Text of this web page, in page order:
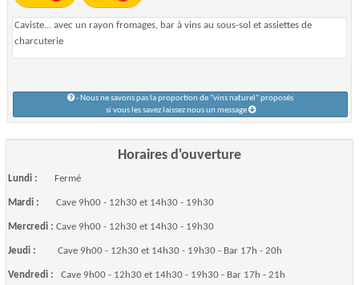
Caviste... avec un rayon fromages, bar à vins au sous-sol et assiettes de
charcuterie
- Nous ne savons pas la proportion de "vins naturel" proposés
si vous les savez laissez nous un message
Horaires d'ouverture
Lundi : Fermé
Mardi : Cave 9h00 - 12h30 et 14h30 - 19h30
Mercredi : Cave 9h00 - 12h30 et 14h30 - 19h30
Jeudi : Cave 9h00 - 12h30 et 14h30 - 19h30 - Bar 17h - 20h
Vendredi : Cave 9h00 - 12h30 et 14h30 - 19h30 - Bar 17h - 21h